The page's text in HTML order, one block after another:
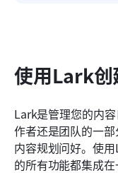
使用Lark创
Lark是管理您的内
作者还是团队的一
内容规划问好。使
的所有功能都集成在